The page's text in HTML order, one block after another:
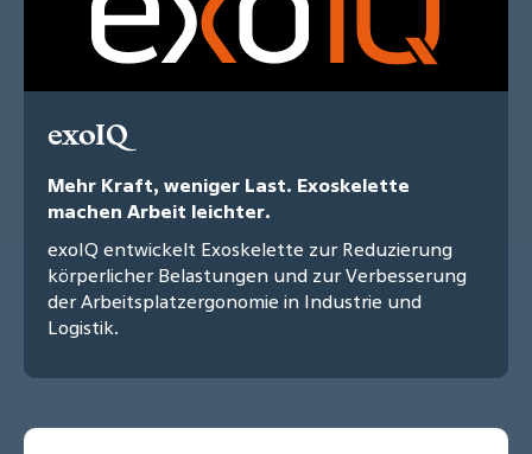
exoIQ
Mehr Kraft, weniger Last. Exoskelette
machen Arbeit leichter.
exoIQ entwickelt Exoskelette zur Reduzierung
körperlicher Belastungen und zur Verbesserung
der Arbeitsplatzergonomie in Industrie und
Logistik.